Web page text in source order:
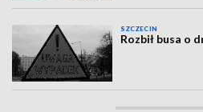
SZCZECIN
Rozbił busa o